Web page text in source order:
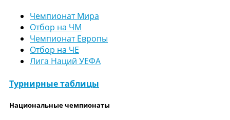
Чемпионат Мира
Отбор на ЧМ
Чемпионат Европы
Отбор на ЧЕ
Лига Наций УЕФА
Турнирные таблицы
Национальные чемпионаты